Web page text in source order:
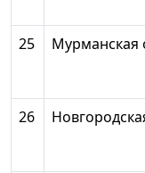
25
Мурманская
26